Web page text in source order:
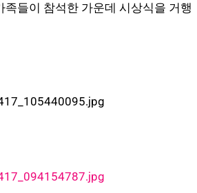
족들이 참석한 가운데 시상식을 거행